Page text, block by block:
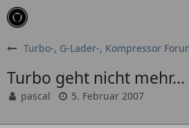
Turbo-, G-Lader-, Kompressor
Turbo geht nicht mehr...
pascal 5. Februar 2007